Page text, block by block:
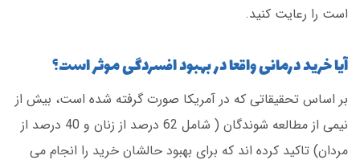
است را رعایت کنید.
آیا خرید درمانی واقعا در بهبود افسردگی موثر است؟
بر اساس تحقیقاتی که در آمریکا صورت گرفته شده است، بیش از
نیمی از مطالعه شوندگان ( شامل 62 درصد از زنان و 40 درصد از
مردان) تاکید کرده اند که برای بهبود حالشان خرید را انجام می